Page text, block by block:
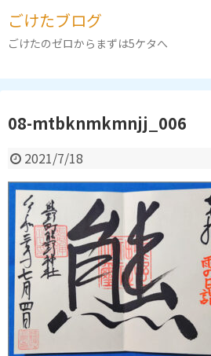
ごけたブログ
ごけたのゼロからまずは5ケタへ
08-mtbknmkmnjj_006
2021/7/18